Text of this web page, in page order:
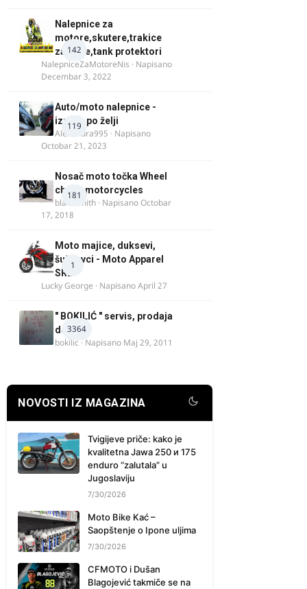
142
Nalepnice za
motore,skutere,trakice
za felne,tank protektori
NalepniceZaMotoreNis · Napisano
Decembar 3, 2022
119
Auto/moto nalepnice -
izrada po želji
Alexandra995 · Napisano
Octobar 21, 2023
181
Nosač moto točka Wheel
chock motorcycles
blacksmith · NapisanoOctobar
17, 2018
1
Moto majice, duksevi,
šuškavci - Moto Apparel
SRB
Lucky George · NapisanoApril 27
3364
" BOKILIĆ " servis, prodaja
delova
bokilic · Napisano Maj 29, 2011
NOVOSTI IZ MAGAZINA
Tvigijeve priče: kako je
kvalitetna Jawa 250 и 175
enduro “zalutala” u
Jugoslaviju
7/30/2026
Moto Bike Kać –
Saopštenje o Ipone uljima
7/30/2026
CFMOTO i Dušan
Blagojević takmiče se na